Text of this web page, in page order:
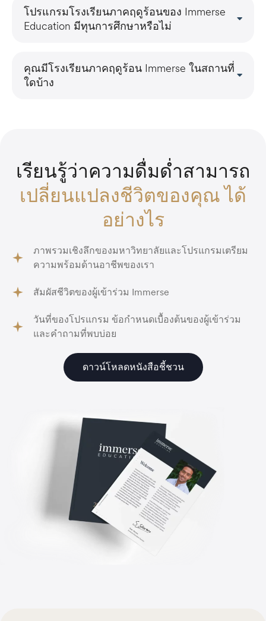
โปรแกรมโรงเรียนภาคฤดูร้อนของ Immerse
Education มีทุนการศึกษาหรือไม่
คุณมีโรงเรียนภาคฤดูร้อน Immerse ในสถานที่
ใดบ้าง
เรียนรู้ว่าความดื่มด่ำสามารถ
เปลี่ยนแปลงชีวิตของคุณ ได้
อย่างไร
ภาพรวมเชิงลึกของมหาวิทยาลัยและโปรแกรมเตรียม
ความพร้อมด้านอาชีพของเรา
สัมผัสชีวิตของผู้เข้าร่วม Immerse
วันที่ของโปรแกรม ข้อกำหนดเบื้องต้นของผู้เข้าร่วม
และคำถามที่พบบ่อย
ดาวน์โหลดหนังสือชี้ชวน